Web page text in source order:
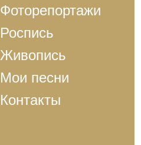
Фоторепортажи
Роспись
Живопись
Мои песни
Контакты